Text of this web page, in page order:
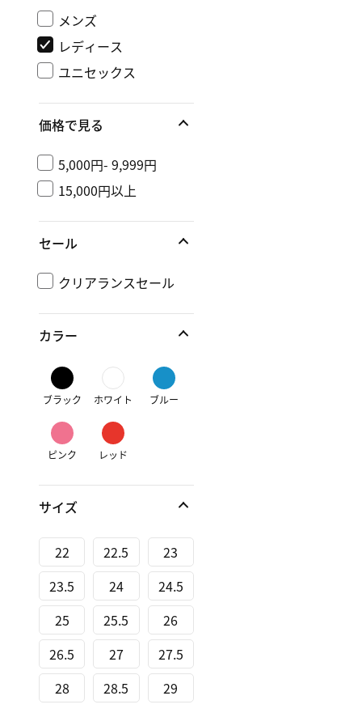
メンズ
レディース
ユニセックス
価格で見る
5,000円- 9,999円
15,000円以上
セール
クリアランスセール
カラー
ブラック ホワイト ブルー
ピンク レッド
サイズ
22 22.5
23
23.5
24
24.5
25
25.5
26
26.5
27
27.5
28
28.5 29